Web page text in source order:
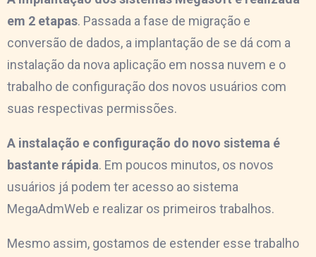
em 2 etapas. Passada a fase de migração e
conversão de dados, a implantação de se dá com a
instalação da nova aplicação em nossa nuvem e o
trabalho de configuração dos novos usuários com
suas respectivas permissões.
A instalação e configuração do novo sistema é
bastante rápida. Em poucos minutos, os novos
usuários já podem ter acesso ao sistema
MegaAdmWeb e realizar os primeiros trabalhos.
Mesmo assim, gostamos de estender esse trabalho